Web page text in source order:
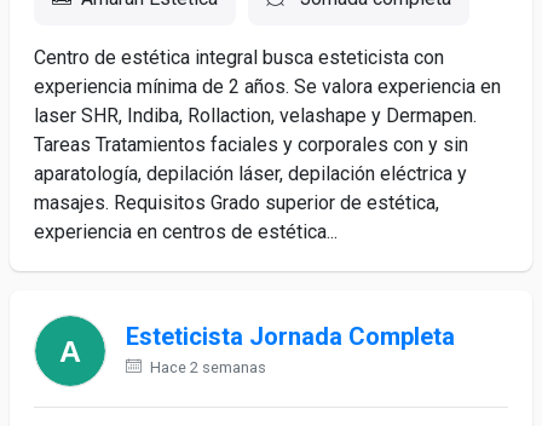
Centro de estética integral busca esteticista con
experiencia mínima de 2 años. Se valora experiencia en
laser SHR, Indiba, Rollaction, velashape y Dermapen.
Tareas Tratamientos faciales y corporales con y sin
aparatología, depilación láser, depilación eléctrica y
masajes. Requisitos Grado superior de estética,
experiencia en centros de estética...
Esteticista Jornada Completa
Hace 2 semanas